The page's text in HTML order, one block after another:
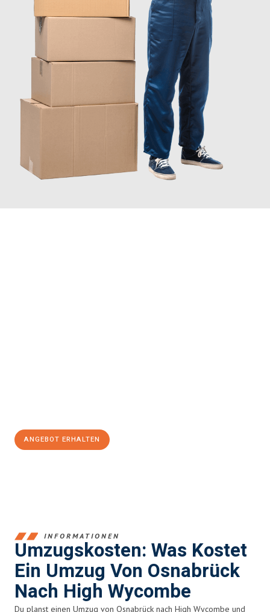
ANGEBOT ERHALTEN
INFORMATIONEN
Umzugskosten: Was Kostet
Ein Umzug Von Osnabrück
Nach High Wycombe
Du planst einen Umzug von Osnabrück nach High Wycombe und